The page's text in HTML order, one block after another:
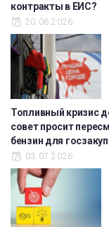
контракты в ЕИС?
20.06.2026
Топливный кризис
совет просит
бензин для
03.07.2026